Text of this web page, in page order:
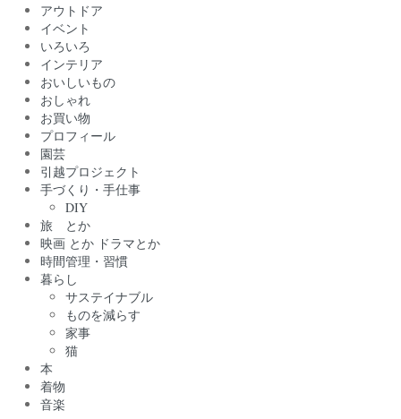
アウトドア
イベント
いろいろ
インテリア
おいしいもの
おしゃれ
お買い物
プロフィール
園芸
引越プロジェクト
手づくり・手仕事
DIY
旅 とか
映画 とか ドラマとか
時間管理・習慣
暮らし
サステイナブル
ものを減らす
家事
猫
本
着物
音楽